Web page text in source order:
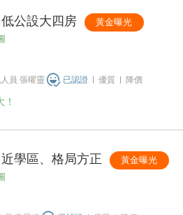
公設大四房 黃金曝光
員 張曜靈 已認證 優質 降價
學區、格局方正 黃金曝光